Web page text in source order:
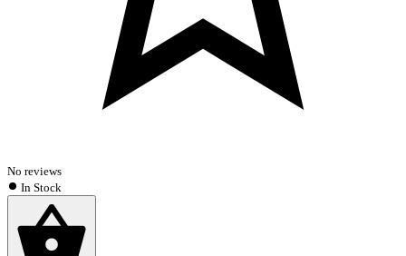
No reviews
In Stock